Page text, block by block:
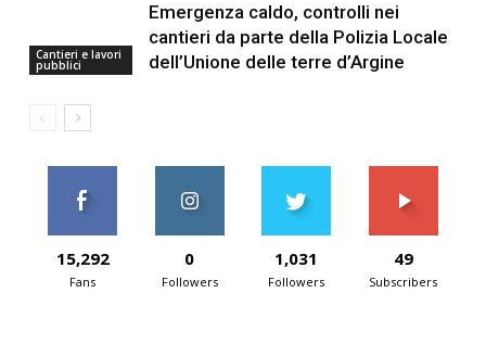
Cantieri e lavori
pubblici
Emergenza caldo, controlli nei
cantieri da parte della Polizia Locale
dell’Unione delle terre d’Argine
15,292
Fans
0
Followers
1,031
Followers
49
Subscribers